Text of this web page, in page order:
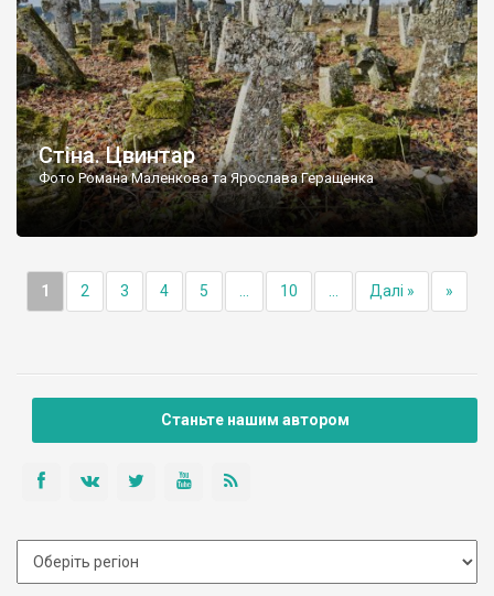
Стіна. Цвинтар
Фото Романа Маленкова та Ярослава Геращенка
1 2 3 4 5 10 Далі » »
Станьте нашим автором